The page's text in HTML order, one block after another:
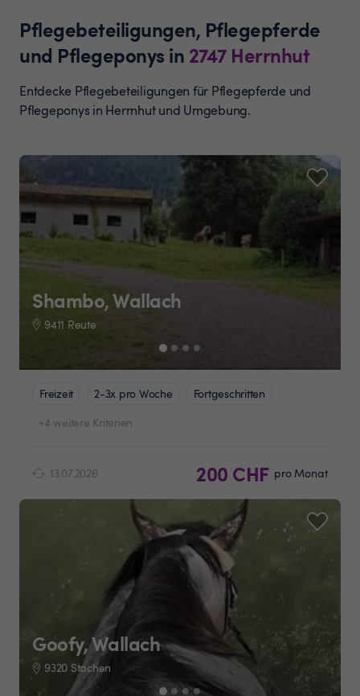
Pflegebeteiligungen, Pflegepferde
und Pflegeponys in 2747 Herrnhut
Entdecke Pflegebeteiligungen für Pflegepferde und
Pflegeponys in Herrnhut und Umgebung.
Shambo, Wallach
9411 Reute
Freizeit 2-3x pro Woche
Fortgeschritten
+4 weitere Kriterien
13.07.2026 200 CHF pro Monat
Goofy, Wallach
9320 Stachen